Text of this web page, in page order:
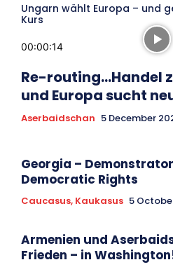
Ungarn wählt Europa – und
Kurs
00:00:14
Re-routing…Handel
und Europa sucht
Aserbaidschan 5 December
Georgia –
Democratic Rights
Caucasus, Kaukasus 5
Armenien und
Frieden – in